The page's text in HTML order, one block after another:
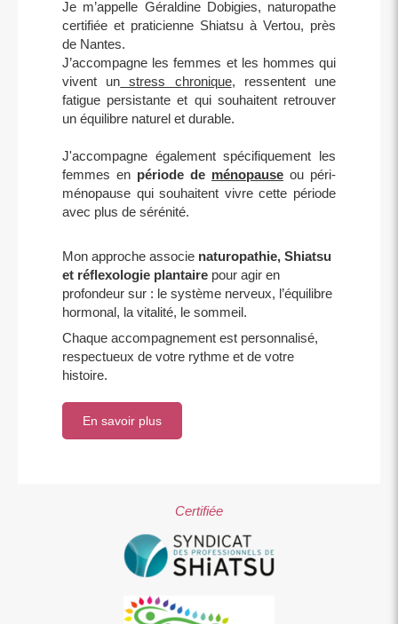
Je m’appelle Géraldine Dobigies, naturopathe
certifiée et praticienne Shiatsu à Vertou, près
de Nantes.
J’accompagne les femmes et les hommes qui
vivent un stress chronique, ressentent une
fatigue persistante et qui souhaitent retrouver
un équilibre naturel et durable.
J'accompagne également spécifiquement les
femmes en période de ménopause ou péri-
ménopause qui souhaitent vivre cette période
avec plus de sérénité.
Mon approche associe naturopathie, Shiatsu
et réflexologie plantaire pour agir en
profondeur sur : le système nerveux, l’équilibre
hormonal, la vitalité, le sommeil.
Chaque accompagnement est personnalisé,
respectueux de votre rythme et de votre
histoire.
En savoir plus
Certifiée